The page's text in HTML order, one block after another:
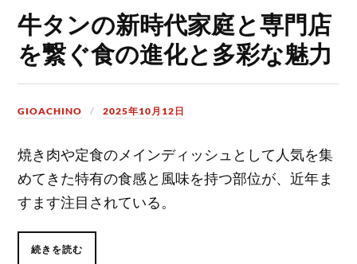
牛タンの新時代家庭と専門店
を繋ぐ食の進化と多彩な魅力
GIOACHINO 2025年10月12日
焼き肉や定食のメインディッシュとして人気を集
めてきた特有の食感と風味を持つ部位が、近年ま
すます注目されている。
続きを読む